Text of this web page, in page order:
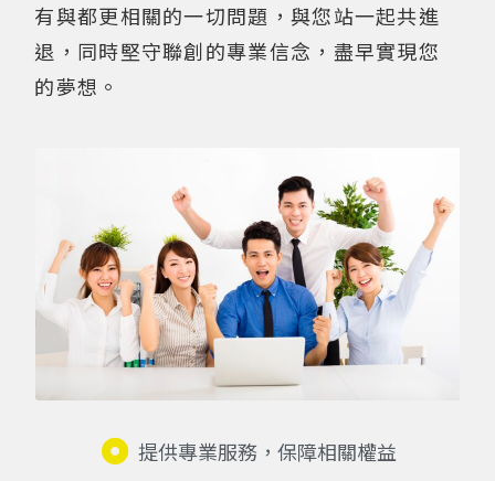
有與都更相關的一切問題，與您站一起共進
退，同時堅守聯創的專業信念，盡早實現您
的夢想。
提供專業服務，保障相關權益